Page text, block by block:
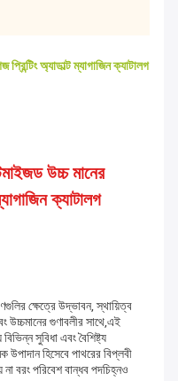
অ্যাডাল্ট ম্যাগাজিন ক্যাটালগ
উচ্চ মানের
ক্যাটালগ
ক্ষেত্রে উদ্ভাবন, স্থায়িত্ব
গুণাবলীর সাথে,এই
সুবিধা এবং বৈশিষ্ট্য
উপাদান হিসেবে পাথরের বিপ্লবী
বরং পরিবেশ বান্ধব পদচিহ্নও